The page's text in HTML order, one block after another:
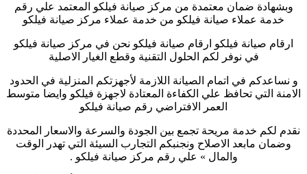
وبشهادة ضمان معتمدة من مركز صيانة فيلكو المعتمد علي رقم
خدمة عملاء صيانة فيلكو من خدمة عملاء مركز صيانة فيلكو
ارقام صيانة فيلكو ارقام صيانة فيلكو نحن في مركز صيانة فيلكو
في نوفر لكم الحلول التقنية وقطع الغيار الاصلية
و نساعدكم في اتمام الصيانة اللازمة لأجهزتكم المنزلية في الحدود
الامنة التي تحافظ علي الكفاءة المعتادة لاجهزة فيلكو وايضا متوسط
العمر الافتراضي رقم صيانة فيلكو
نقدم لكم خدمة مريحة تجمع بين الجودة والسرعة والاسعار المحددة
وضمان مابعد الاصلاح ونجنبكم التجارب السيئة التي تهدر الوقت
والمال » علي رقم مركز صيانة فيلكو .